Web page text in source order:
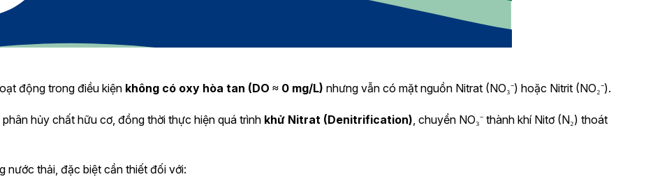
động trong điều kiện không có oxy hòa tan (DO ≈ 0 mg/L) nhưng vẫn có mặt nguồn Nitrat (NO₃⁻) hoặc Nitrit (NO₂⁻).
hủy chất hữu cơ, đồng thời thực hiện quá trình khử Nitrat (Denitrification), chuyển NO₃⁻ thành khí Nitơ (N₂) thoát
nước thải, đặc biệt cần thiết đối với: